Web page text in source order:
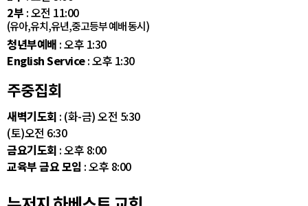
2부 : 오전 11:00
(유아,유치,유년,중고등부 예배 동시)
청년부예배 : 오후 1:30
English Service: 오후 1:30
주중집회
새벽기도회 : (화-금) 오전 5:30
(토)오전 6:30
금요기도회 : 오후 8:00
교육부 금요 모임 : 오후 8:00